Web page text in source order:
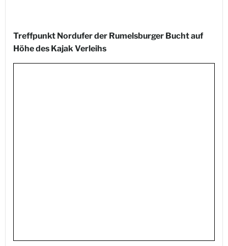
Treffpunkt Nordufer der Rumelsburger Bucht auf
Höhe des Kajak Verleihs